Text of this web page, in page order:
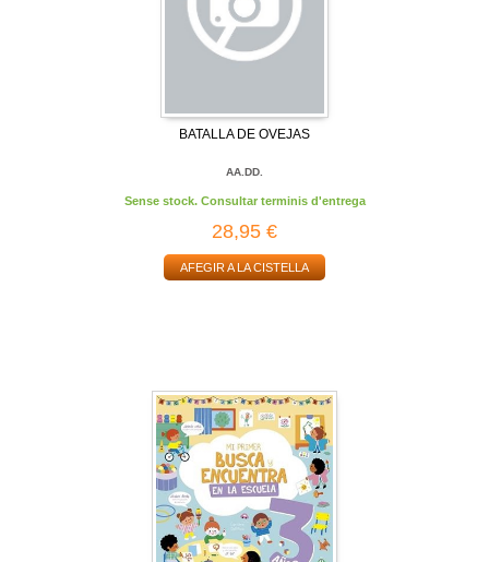
BATALLA DE OVEJAS
AA.DD.
Sense stock. Consultar terminis d'entrega
28,95 €
AFEGIR A LA CISTELLA